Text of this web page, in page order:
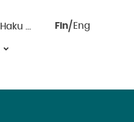
kieli:
Fin Eng